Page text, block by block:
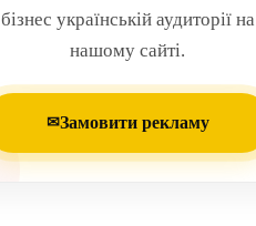
бізнес українській аудиторії на
нашому сайті.
✉Замовити рекламу